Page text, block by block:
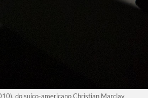
do suíço-americano Christian Marclay